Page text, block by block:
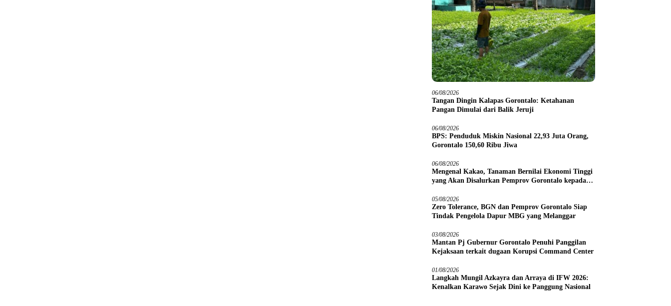
06/08/2026
Tangan Dingin Kalapas Gorontalo: Ketahanan
Pangan Dimulai dari Balik Jeruji
06/08/2026
BPS: Penduduk Miskin Nasional 22,93 Juta Orang,
Gorontalo 150,60 Ribu Jiwa
06/08/2026
Mengenal Kakao, Tanaman Bernilai Ekonomi Tinggi
yang Akan Disalurkan Pemprov Gorontalo kepada
05/08/2026
Zero Tolerance, BGN dan Pemprov Gorontalo Siap
Tindak Pengelola Dapur MBG yang Melanggar
03/08/2026
Mantan Pj Gubernur Gorontalo Penuhi Panggilan
Kejaksaan terkait dugaan Korupsi Command Center
01/08/2026
Langkah Mungil Azkayra dan Arraya di IFW 2026:
Kenalkan Karawo Sejak Dini ke Panggung Nasional